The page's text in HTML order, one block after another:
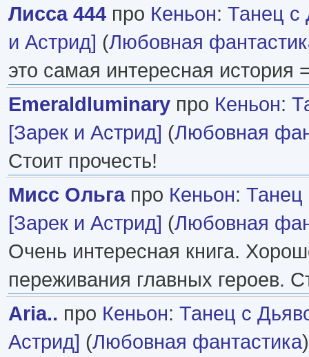
Лисса 444 про Кеньон: Танец с
и Астрид] (Любовная
это самая интересная история
Emeraldluminary про Кеньон:
[Зарек и Астрид] (Любовная
Стоит прочесть!
Мисс Ольгапро Кеньон: Танец
[Зарек и Астрид] (Любовная
Очень интересная книга.
переживания главных героев.
Aria.. про Кеньон: Танец с
Астрид] (Любовная фантастика